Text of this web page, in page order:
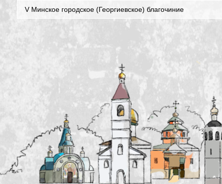
V Минское городское (Георгиевское) благочиние